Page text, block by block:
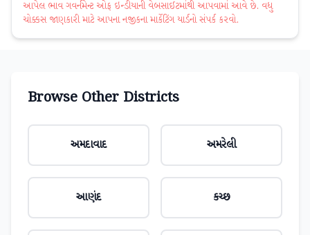
આપેલ ભાવ ગવર્નમેન્ટ ઓફ ઇન્ડીયાની વેબસાઈટમાંથી આપવામાં આવે છે. વધુ
ચોક્કસ જાણકારી માટે આપના નજીકના માર્કેટિંગ યાર્ડનો સંપર્ક કરવો.
Browse Other Districts
અમદાવાદ અમરેલી
આણંદ કચ્છ